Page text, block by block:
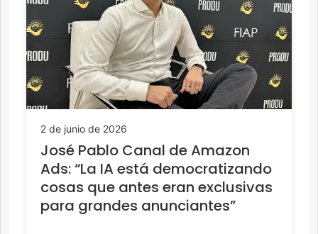
2 de junio de 2026
José Pablo Canal de Amazon
Ads: “La IA está democratizando
cosas que antes eran exclusivas
para grandes anunciantes”